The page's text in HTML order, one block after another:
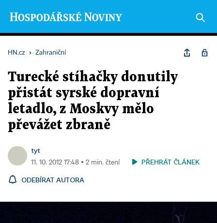
HN.cz › Zahraniční
Turecké stíhačky donutily
přistát syrské dopravní
letadlo, z Moskvy mělo
převážet zbraně
tyt
11. 10. 2012 17:48 ▪ 2 min. čtení PŘEHRÁT ČLÁNEK
ODEBÍRAT AUTORA